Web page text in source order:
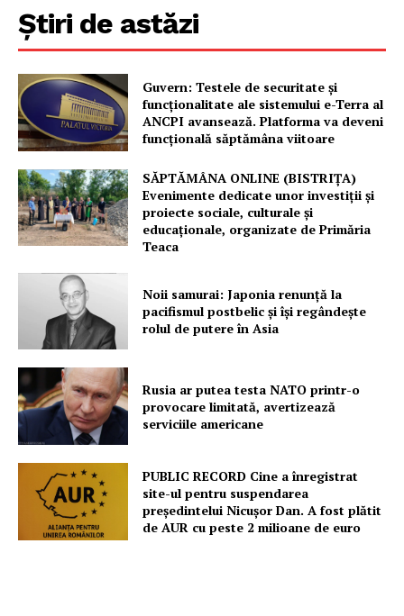
Știri de astăzi
Guvern: Testele de securitate și
funcționalitate ale sistemului e-Terra al
ANCPI avansează. Platforma va deveni
funcțională săptămâna viitoare
SĂPTĂMÂNA ONLINE (BISTRIȚA)
Evenimente dedicate unor investiții și
proiecte sociale, culturale și
educaționale, organizate de Primăria
Teaca
Noii samurai: Japonia renunță la
pacifismul postbelic și își regândește
rolul de putere în Asia
Rusia ar putea testa NATO printr-o
provocare limitată, avertizează
serviciile americane
PUBLIC RECORD Cine a înregistrat
site-ul pentru suspendarea
președintelui Nicușor Dan. A fost plătit
de AUR cu peste 2 milioane de euro